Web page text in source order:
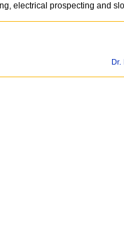
electrical prospecting and
Dr.